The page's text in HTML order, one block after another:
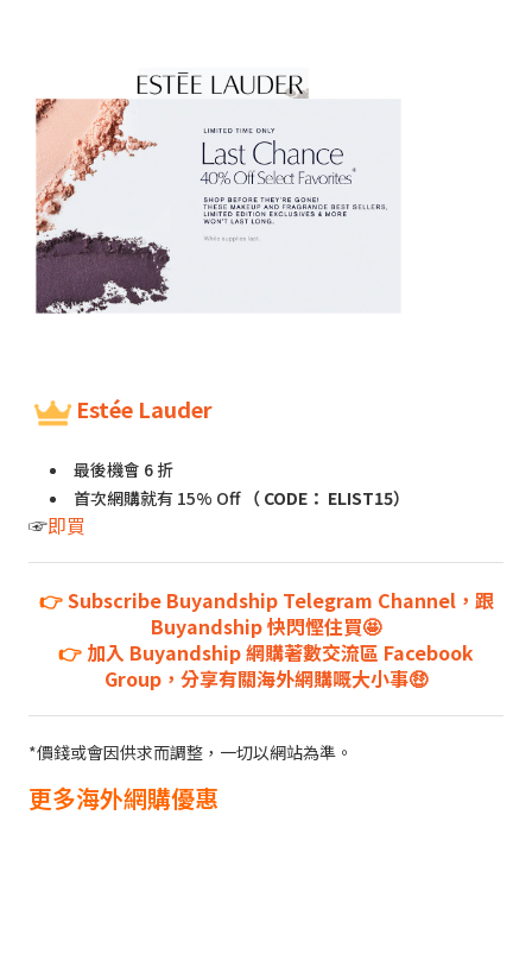
Estée Lauder
最後機會 6 折
首次網購就有 15% Off （ CODE： ELIST15）
☞即買
👉Subscribe Buyandship Telegram Channel，跟
Buyandship 快閃慳住買🤩
👉 加入 Buyandship 網購著數交流區 Facebook
Group，分享有關海外網購嘅大小事🤑
*價錢或會因供求而調整，一切以網站為準。
更多海外網購優惠